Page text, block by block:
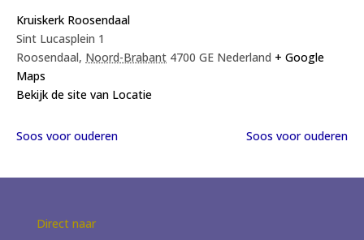
Kruiskerk Roosendaal
Sint Lucasplein 1
Roosendaal, Noord-Brabant 4700 GE Nederland + Google
Maps
Bekijk de site van Locatie
Soos voor ouderen Soos voor ouderen
Direct naar